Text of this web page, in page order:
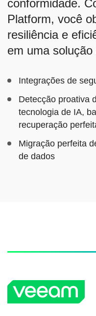
conformidade.
Platform, você
resiliência e
em uma solução
Integrações de
Detecção proativa
tecnologia de IA,
recuperação
Migração perfeita
de dados